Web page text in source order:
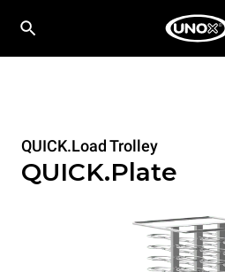
QUICK.Load Trolley
QUICK.Plate